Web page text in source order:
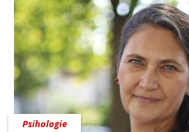
Psihologie